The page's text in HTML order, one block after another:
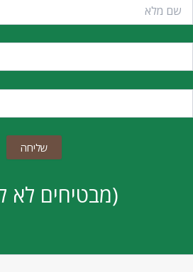
(מבטיחים לא